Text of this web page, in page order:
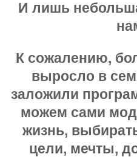
И лишь
К сожалению,
выросло в
заложили
можем сами
жизнь,
цели, мечты,